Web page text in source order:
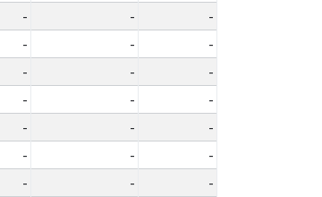
- -
-
- -
-
- -
-
- -
-
- -
-
- -
-
- -
-